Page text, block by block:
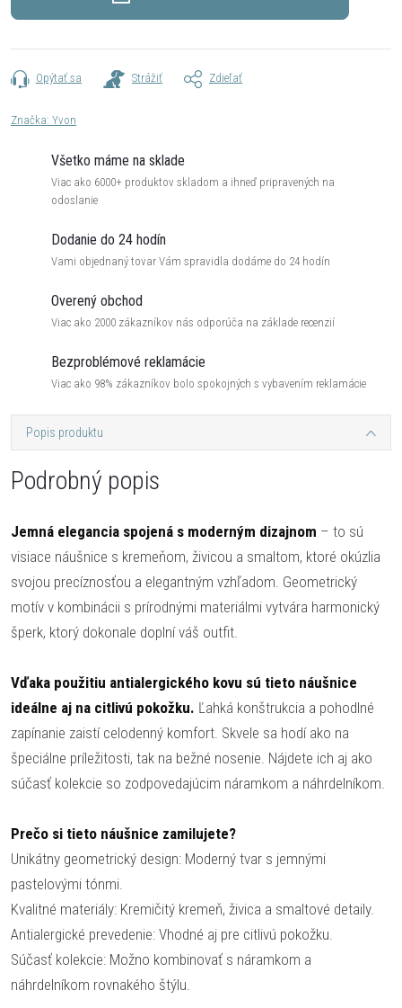
Opýtať sa Strážiť Zdieľať
Značka: Yvon
Všetko máme na sklade
Viac ako 6000+ produktov skladom a ihneď pripravených na
odoslanie
Dodanie do 24 hodín
Vami objednaný tovar Vám spravidla dodáme do 24 hodín
Overený obchod
Viac ako 2000 zákazníkov nás odporúča na základe recenzií
Bezproblémové reklamácie
Viac ako 98% zákazníkov bolo spokojných s vybavením reklamácie
Popis produktu
Podrobný popis
Jemná elegancia spojená s moderným dizajnom – to sú
visiace náušnice s kremeňom, živicou a smaltom, ktoré okúzlia
svojou precíznosťou a elegantným vzhľadom. Geometrický
motív v kombinácii s prírodnými materiálmi vytvára harmonický
šperk, ktorý dokonale doplní váš outfit.
Vďaka použitiu antialergického kovu sú tieto náušnice
ideálne aj na citlivú pokožku. Ľahká konštrukcia a pohodlné
zapínanie zaistí celodenný komfort. Skvele sa hodí ako na
špeciálne príležitosti, tak na bežné nosenie. Nájdete ich aj ako
súčasť kolekcie so zodpovedajúcim náramkom a náhrdelníkom.
Prečo si tieto náušnice zamilujete?
Unikátny geometrický design: Moderný tvar s jemnými
pastelovými tónmi.
Kvalitné materiály: Kremičitý kremeň, živica a smaltové detaily.
Antialergické prevedenie: Vhodné aj pre citlivú pokožku.
Súčasť kolekcie: Možno kombinovať s náramkom a
náhrdelníkom rovnakého štýlu.